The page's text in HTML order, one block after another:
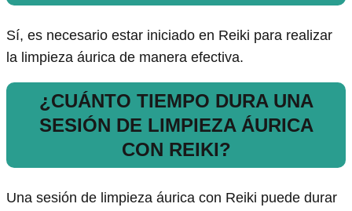
Sí, es necesario estar iniciado en Reiki para realizar
la limpieza áurica de manera efectiva.
¿CUÁNTO TIEMPO DURA UNA
SESIÓN DE LIMPIEZA ÁURICA
CON REIKI?
Una sesión de limpieza áurica con Reiki puede durar